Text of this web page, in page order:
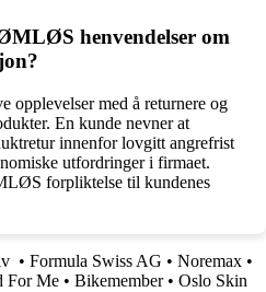
henvendelser om
opplevelser med å returnere og
En kunde nevner at
innenfor lovgitt angrefrist
utfordringer i firmaet.
forpliktelse til kundenes
• Formula Swiss AG • Noremax •
For Me • Bikemember• Oslo Skin